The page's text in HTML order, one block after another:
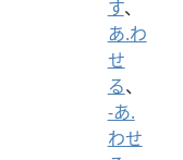
す、
あ.わ
せ
る、
-あ.
わせ